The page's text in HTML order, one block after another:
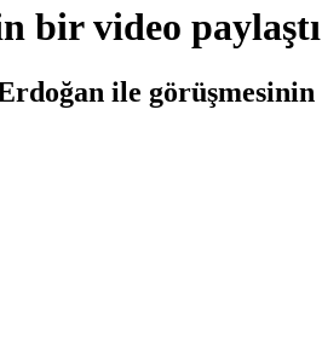
bir video paylaştı
ile görüşmesinin